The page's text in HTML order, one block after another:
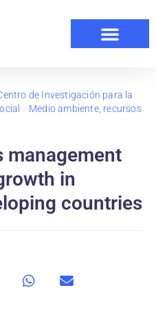
de Investigación para la
/ Medio ambiente, recursos
management
in
countries